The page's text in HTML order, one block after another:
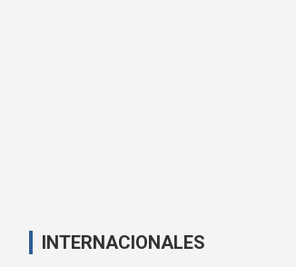
INTERNACIONALES